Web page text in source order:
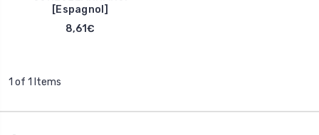
[Espagnol]
8,61€
1 of 1 Items